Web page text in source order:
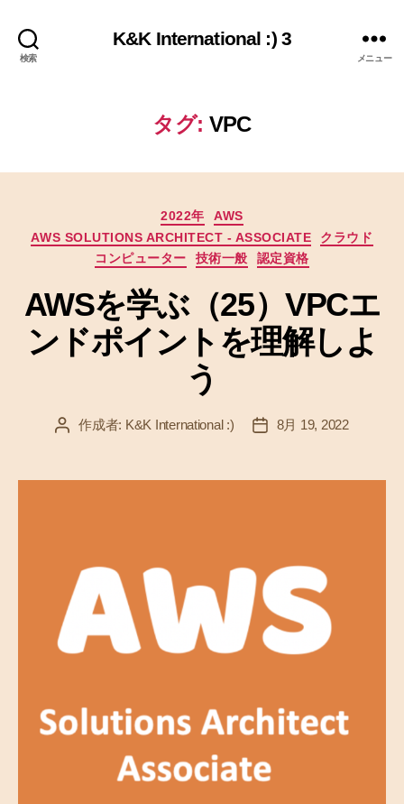
検索
K&K International :) 3
メニュー
タグ: VPC
カ
テ
ゴ
リ
ー
2022年
AWS
AWS SOLUTIONS ARCHITECT - ASSOCIATE
クラウド
コンピューター
技術一般 認定資格
AWSを学ぶ（25）VPCエ
ンドポイントを理解しよ
う
投 作成者: K&K International :)
投 8月 19, 2022